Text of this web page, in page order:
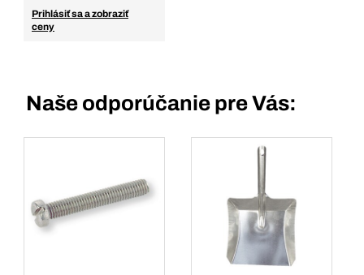
Prihlásiť sa a zobraziť
ceny
Naše odporúčanie pre Vás: